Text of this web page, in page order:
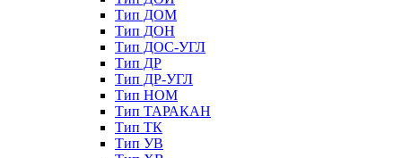
Тип ДОМ
Тип ДОН
Тип ДОС-УГЛ
Тип ДР
Тип ДР-УГЛ
Тип НОМ
Тип ТАРАКАН
Тип ТК
Тип УВ